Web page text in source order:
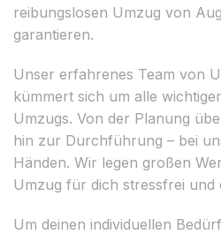
reibungslosen Umzug von
garantieren.
Unser erfahrenes Team von
kümmert sich um alle
Umzugs. Von der Planung
hin zur Durchführung – bei
Händen. Wir legen großen
Umzug für dich stressfrei und
Um deinen individuellen